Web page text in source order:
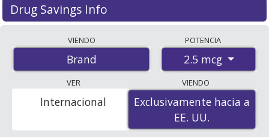
Drug Savings Info
pharmacies start at$17.58 por gmfor 1 x 4 gms. You
save 76% off the average U.S. pharmacy retail price of
$73.53 for 1 inhalation mist. Enter your ZIP Code to
compare discount Striverdi Respimat coupon prices in
your area.
VIENDO
Brand
POTENCIA
2.5 mcg
VER
Exclusivamente hacia a
EE. UU.
Internacional
VIENDO
Exclusivamente hacia a
EE. UU.